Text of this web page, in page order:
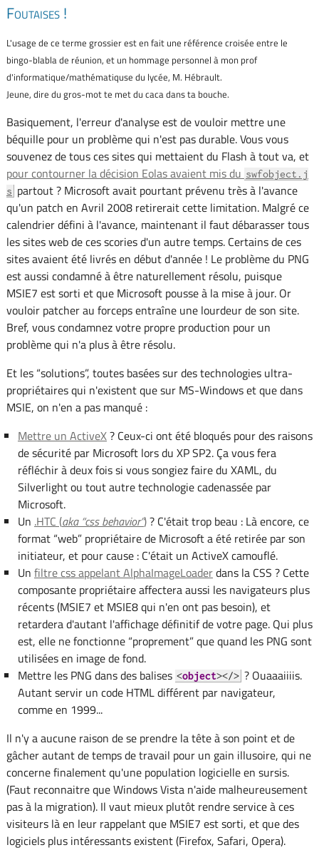
Foutaises !
L'usage de ce terme grossier est en fait une référence croisée entre le
bingo-blabla de réunion, et un hommage personnel à mon prof
d'informatique/mathématiquse du lycée, M. Hébrault.
Jeune, dire du gros-mot te met du caca dans ta bouche.
Basiquement, l'erreur d'analyse est de vouloir mettre une
béquille pour un problème qui n'est pas durable. Vous vous
souvenez de tous ces sites qui mettaient du Flash à tout va, et
pour contourner la décision Eolas avaient mis du swfobject.j
s partout ? Microsoft avait pourtant prévenu très à l'avance
qu'un patch en Avril 2008 retirerait cette limitation. Malgré ce
calendrier défini à l'avance, maintenant il faut débarasser tous
les sites web de ces scories d'un autre temps. Certains de ces
sites avaient été livrés en début d'année ! Le problème du PNG
est aussi condamné à être naturellement résolu, puisque
MSIE7 est sorti et que Microsoft pousse à la mise à jour. Or
vouloir patcher au forceps entraîne une lourdeur de son site.
Bref, vous condamnez votre propre production pour un
problème qui n'a plus à être résolu.
Et les “solutions”, toutes basées sur des technologies ultra-
propriétaires qui n'existent que sur MS-Windows et que dans
MSIE, on n'en a pas manqué :
Mettre un ActiveX? Ceux-ci ont été bloqués pour des raisons
de sécurité par Microsoft lors du XP SP2. Ça vous fera
réfléchir à deux fois si vous songiez faire du XAML, du
Silverlight ou tout autre technologie cadenassée par
Microsoft.
Un .HTC (aka “css behavior”)? C'était trop beau : Là encore, ce
format “web” propriétaire de Microsoft a été retirée par son
initiateur, et pour cause : C'était un ActiveX camouflé.
Un filtre css appelant AlphaImageLoaderdans la CSS ? Cette
composante propriétaire affectera aussi les navigateurs plus
récents (MSIE7 et MSIE8 qui n'en ont pas besoin), et
retardera d'autant l'affichage définitif de votre page. Qui plus
est, elle ne fonctionne “proprement” que quand les PNG sont
utilisées en image de fond.
Mettre les PNG dans des balises <object></>? Ouaaaiiiis.
Autant servir un code HTML différent par navigateur,
comme en 1999...
Il n'y a aucune raison de se prendre la tête à son point et de
gâcher autant de temps de travail pour un gain illusoire, qui ne
concerne finalement qu'une population logicielle en sursis.
(Faut reconnaitre que Windows Vista n'aide malheureusement
pas à la migration). Il vaut mieux plutôt rendre service à ces
visiteurs là en leur rappelant que MSIE7 est sorti, et que des
logiciels plus intéressants existent (Firefox, Safari, Opera).